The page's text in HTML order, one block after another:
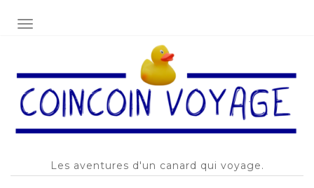
AFFICHER/MASQUER LA NAVIGATION
Les aventures d'un canard qui voyage.